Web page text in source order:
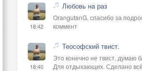
18:42
Любовь на раз
OrangutanG, спасибо за
коммент
18:40
Теософский твист.
Это конечно не твист, думаю
Для отдыхающих. Сделано